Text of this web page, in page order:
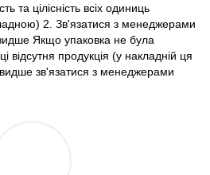
та цілісність всіх одиниць
2. Зв'язатися з менеджерами
Якщо упаковка не була
відсутня продукція (у накладній ця
зв'язатися з менеджерами